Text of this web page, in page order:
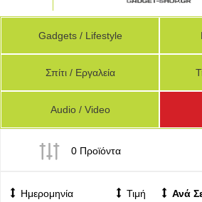
Gadgets / Lifestyle
Σπίτι / Εργαλεία
Audio / Video
0 Προϊόντα
Ημερομηνία Τιμή Ανά